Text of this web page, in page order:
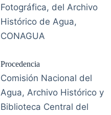
Fotográfica, del Archivo
Histórico de Agua,
CONAGUA
Procedencia
Comisión Nacional del
Agua, Archivo Histórico y
Biblioteca Central del